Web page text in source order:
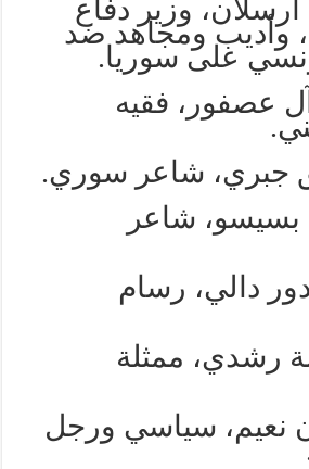
أرسلان، وزير دفاع
وأديب ومجاهد ضد
على سوريا.
آل عصفور، فقيه
بسيسو، شاعر
دالي، رسام
رشدي، ممثلة
نعيم، سياسي ورجل